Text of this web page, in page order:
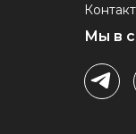
Мы в